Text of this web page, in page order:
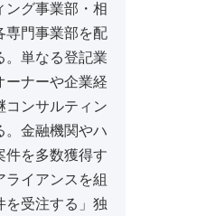
ング事業部・相
専門事業部を配
。単なる登記業
ーナーや企業経
コンサルティン
。金融機関やハ
件を多数獲得す
ライアンスを組
を受注する」独